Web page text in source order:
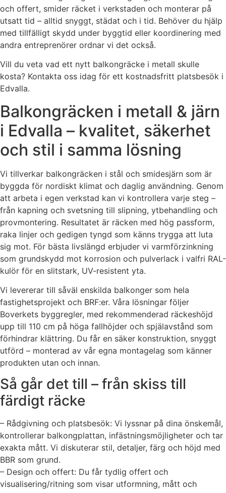
och offert, smider räcket i verkstaden och monterar på
utsatt tid – alltid snyggt, städat och i tid. Behöver du hjälp
med tillfälligt skydd under byggtid eller koordinering med
andra entreprenörer ordnar vi det också.
Vill du veta vad ett nytt balkongräcke i metall skulle
kosta? Kontakta oss idag för ett kostnadsfritt platsbesök i
Edvalla.
Balkongräcken i metall & järn
i Edvalla – kvalitet, säkerhet
och stil i samma lösning
Vi tillverkar balkongräcken i stål och smidesjärn som är
byggda för nordiskt klimat och daglig användning. Genom
att arbeta i egen verkstad kan vi kontrollera varje steg –
från kapning och svetsning till slipning, ytbehandling och
provmontering. Resultatet är räcken med hög passform,
raka linjer och gedigen tyngd som känns trygga att luta
sig mot. För bästa livslängd erbjuder vi varmförzinkning
som grundskydd mot korrosion och pulverlack i valfri RAL-
kulör för en slitstark, UV-resistent yta.
Vi levererar till såväl enskilda balkonger som hela
fastighetsprojekt och BRF:er. Våra lösningar följer
Boverkets byggregler, med rekommenderad räckeshöjd
upp till 110 cm på höga fallhöjder och spjälavstånd som
förhindrar klättring. Du får en säker konstruktion, snyggt
utförd – monterad av vår egna montagelag som känner
produkten utan och innan.
Så går det till – från skiss till
färdigt räcke
– Rådgivning och platsbesök: Vi lyssnar på dina önskemål,
kontrollerar balkongplattan, infästningsmöjligheter och tar
exakta mått. Vi diskuterar stil, detaljer, färg och höjd med
BBR som grund.
– Design och offert: Du får tydlig offert och
visualisering/ritning som visar utformning, mått och